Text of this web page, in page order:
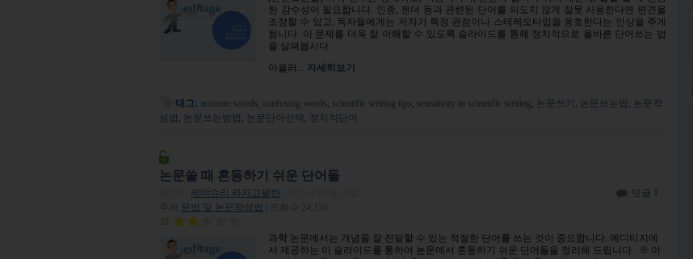
45914615
한 감수성이 필요합니다. 인종, 젠더 등과 관련된 단어를 의도치 않게 잘못 사용한다면 편견을
조장할 수 있고, 독자들에게는 저자가 특정 관점이나 스테레오타입을 옹호한다는 인상을 주게
됩니다. 이 문제를 더욱 잘 이해할 수 있도록 슬라이드를 통해 정치적으로 올바른 단어쓰는 법
을 살펴봅시다.
아울러... 자세히보기
태그: accurate words, confusing words, scientific writing tips, sensitivity in scientific writing, 논문쓰기 , 논문쓰는법 , 논문작
성법 , 논문쓰는방법 , 논문단어선택 , 정치적단어
논문쓸 때 혼동하기 쉬운 단어들
제야슈리 라자고팔란
덧글 1
문법 및 논문작성법
과학 논문에서는 개념을 잘 전달할 수 있는 적절한 단어를 쓰는 것이 중요합니다. 에디티지에
서 제공하는 이 슬라이드를 통하여 논문에서 혼동하기 쉬운 단어들을 정리해 드립니다. ※ 이